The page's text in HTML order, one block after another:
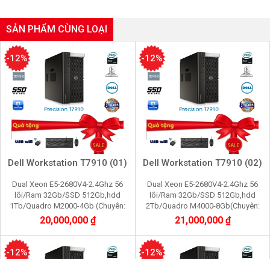
SẢN PHẨM CÙNG LOẠI
Dell Workstation T7910 (01)
Dual Xeon E5-2680V4-2.4Ghz 56
lõi/Ram 32Gb/SSD 512Gb,hdd
1Tb/Quadro M2000-4Gb (Chuyên:
Render 3d,Edit video máy ảo,cầy giả
lập game, youtube, tiktok)
20,000,000 ₫
-12%
Dell Workstation T7910 (02)
Dual Xeon E5-2680V4-2.4Ghz 56
lõi/Ram 32Gb/SSD 512Gb,hdd
2Tb/Quadro M4000-8Gb(Chuyên:
Render 3d,Edit video máy ảo,cầy giả
lập game, youtube, tiktok)
21,000,000 ₫
-12%
-12% -12%